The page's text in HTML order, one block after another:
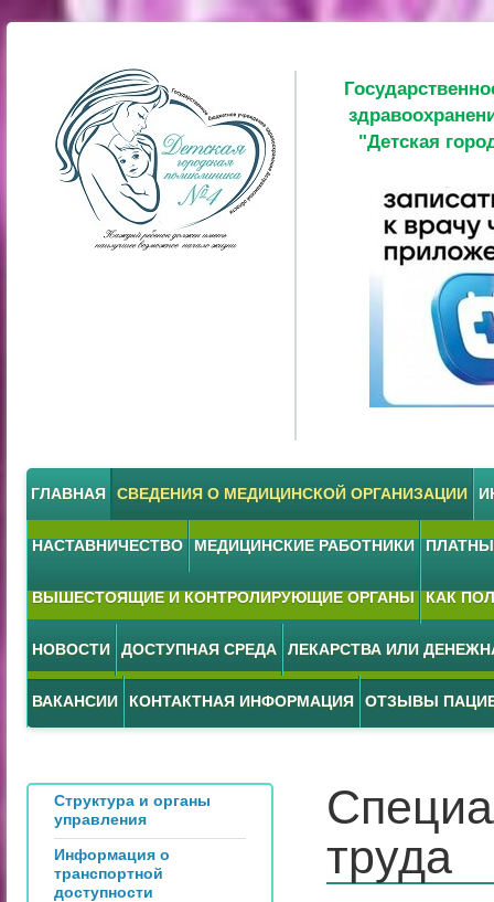
"Детская
ГЛАВНАЯ СВЕДЕНИЯ О МЕДИЦИНСКОЙ ОРГАНИЗАЦИИ
НАСТАВНИЧЕСТВО МЕДИЦИНСКИЕ РАБОТНИКИ
ВЫШЕСТОЯЩИЕ И КОНТРОЛИРУЮЩИЕ ОРГАНЫ КАК
НОВОСТИ ДОСТУПНАЯ СРЕДА ЛЕКАРСТВА ИЛИ
ВАКАНСИИ КОНТАКТНАЯ ИНФОРМАЦИЯ ОТЗЫВЫ
Структура и органы
управления
Информация о
транспортной
доступности
труда